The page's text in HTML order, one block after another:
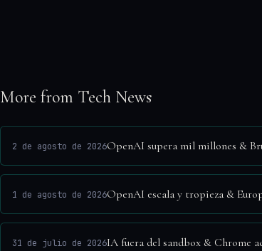
More from Tech News
2 de agosto de 2026OpenAI supera mil millones &
1 de agosto de 2026OpenAI escala y tropieza &
31 de julio de 2026IA fuera del sandbox & Chrome